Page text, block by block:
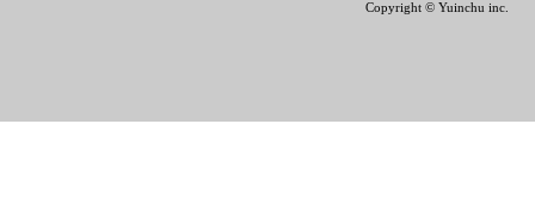
Copyright © Yuinchu inc.